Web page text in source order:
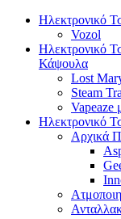
Ηλεκτρονικό
Vozol
Ηλεκτρονικό
Κάψουλα
Lost
Steam
Vapeaze
Ηλεκτρονικό
Αρχικά